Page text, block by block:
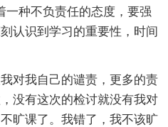
一种不负责任的态度，要强
认识到学习的重要性，时间
对我自己的谴责，更多的责
没有这次的检讨就没有我对
旷课了。我错了，我不该旷